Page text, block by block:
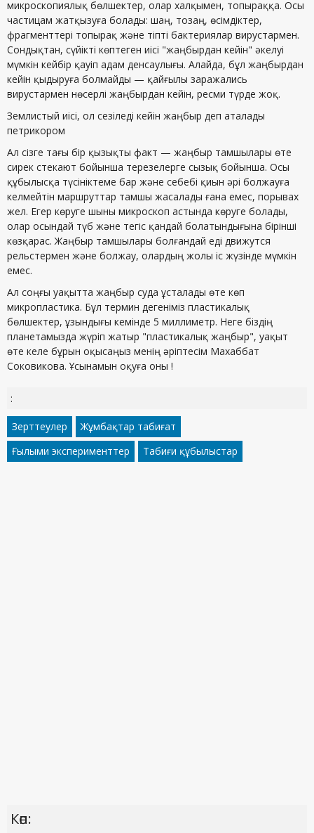
микроскопиялық бөлшектер, олар халқымен, топыраққа. Осы
частицам жатқызуға болады: шаң, тозаң, өсімдіктер,
фрагменттері топырақ және тіпті бактериялар вирустармен.
Сондықтан, сүйікті көптеген иісі "жаңбырдан кейін" әкелуі
мүмкін кейбір қауіп адам денсаулығы. Алайда, бұл жаңбырдан
кейін қыдыруға болмайды — қайғылы заражались
вирустармен нөсерлі жаңбырдан кейін, ресми түрде жоқ.
Землистый иісі, ол сезіледі кейін жаңбыр деп аталады
петрикором
Ал сізге тағы бір қызықты факт — жаңбыр тамшылары өте
сирек стекают бойынша терезелерге сызық бойынша. Осы
құбылысқа түсініктеме бар және себебі қиын әрі болжауға
келмейтін маршруттар тамшы жасалады ғана емес, порывах
жел. Егер көруге шыны микроскоп астында көруге болады,
олар осындай түб және тегіс қандай болатындығына бірінші
көзқарас. Жаңбыр тамшылары болғандай еді движутся
рельстермен және болжау, олардың жолы іс жүзінде мүмкін
емес.
Ал соңғы уақытта жаңбыр суда ұсталады өте көп
микропластика. Бұл термин дегеніміз пластикалық
бөлшектер, ұзындығы кемінде 5 миллиметр. Неге біздің
планетамызда жүріп жатыр "пластикалық жаңбыр", уақыт
өте келе бұрын оқысаңыз менің әріптесім Махаббат
Соковикова. Ұсынамын оқуға оны !
:
Зерттеулер
Жұмбақтар табиғат
Ғылыми эксперименттер
Табиғи құбылыстар
Көп: